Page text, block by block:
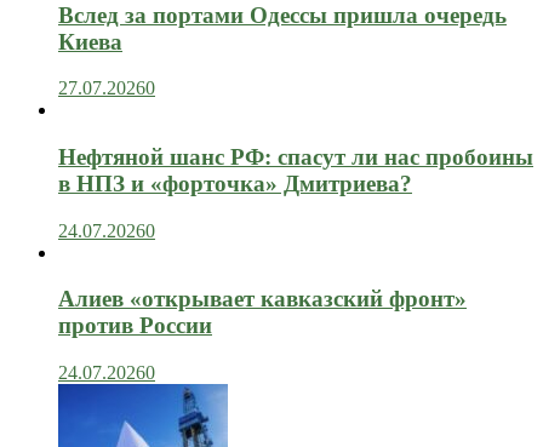
Вслед за портами Одессы пришла очередь
Киева
27.07.20260
Нефтяной шанс РФ: спасут ли нас пробоины
в НПЗ и «форточка» Дмитриева?
24.07.20260
Алиев «открывает кавказский фронт»
против России
24.07.20260